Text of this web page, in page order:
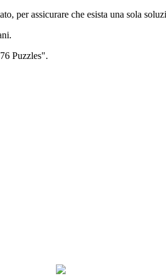
per assicurare che esista una sola
Puzzles".